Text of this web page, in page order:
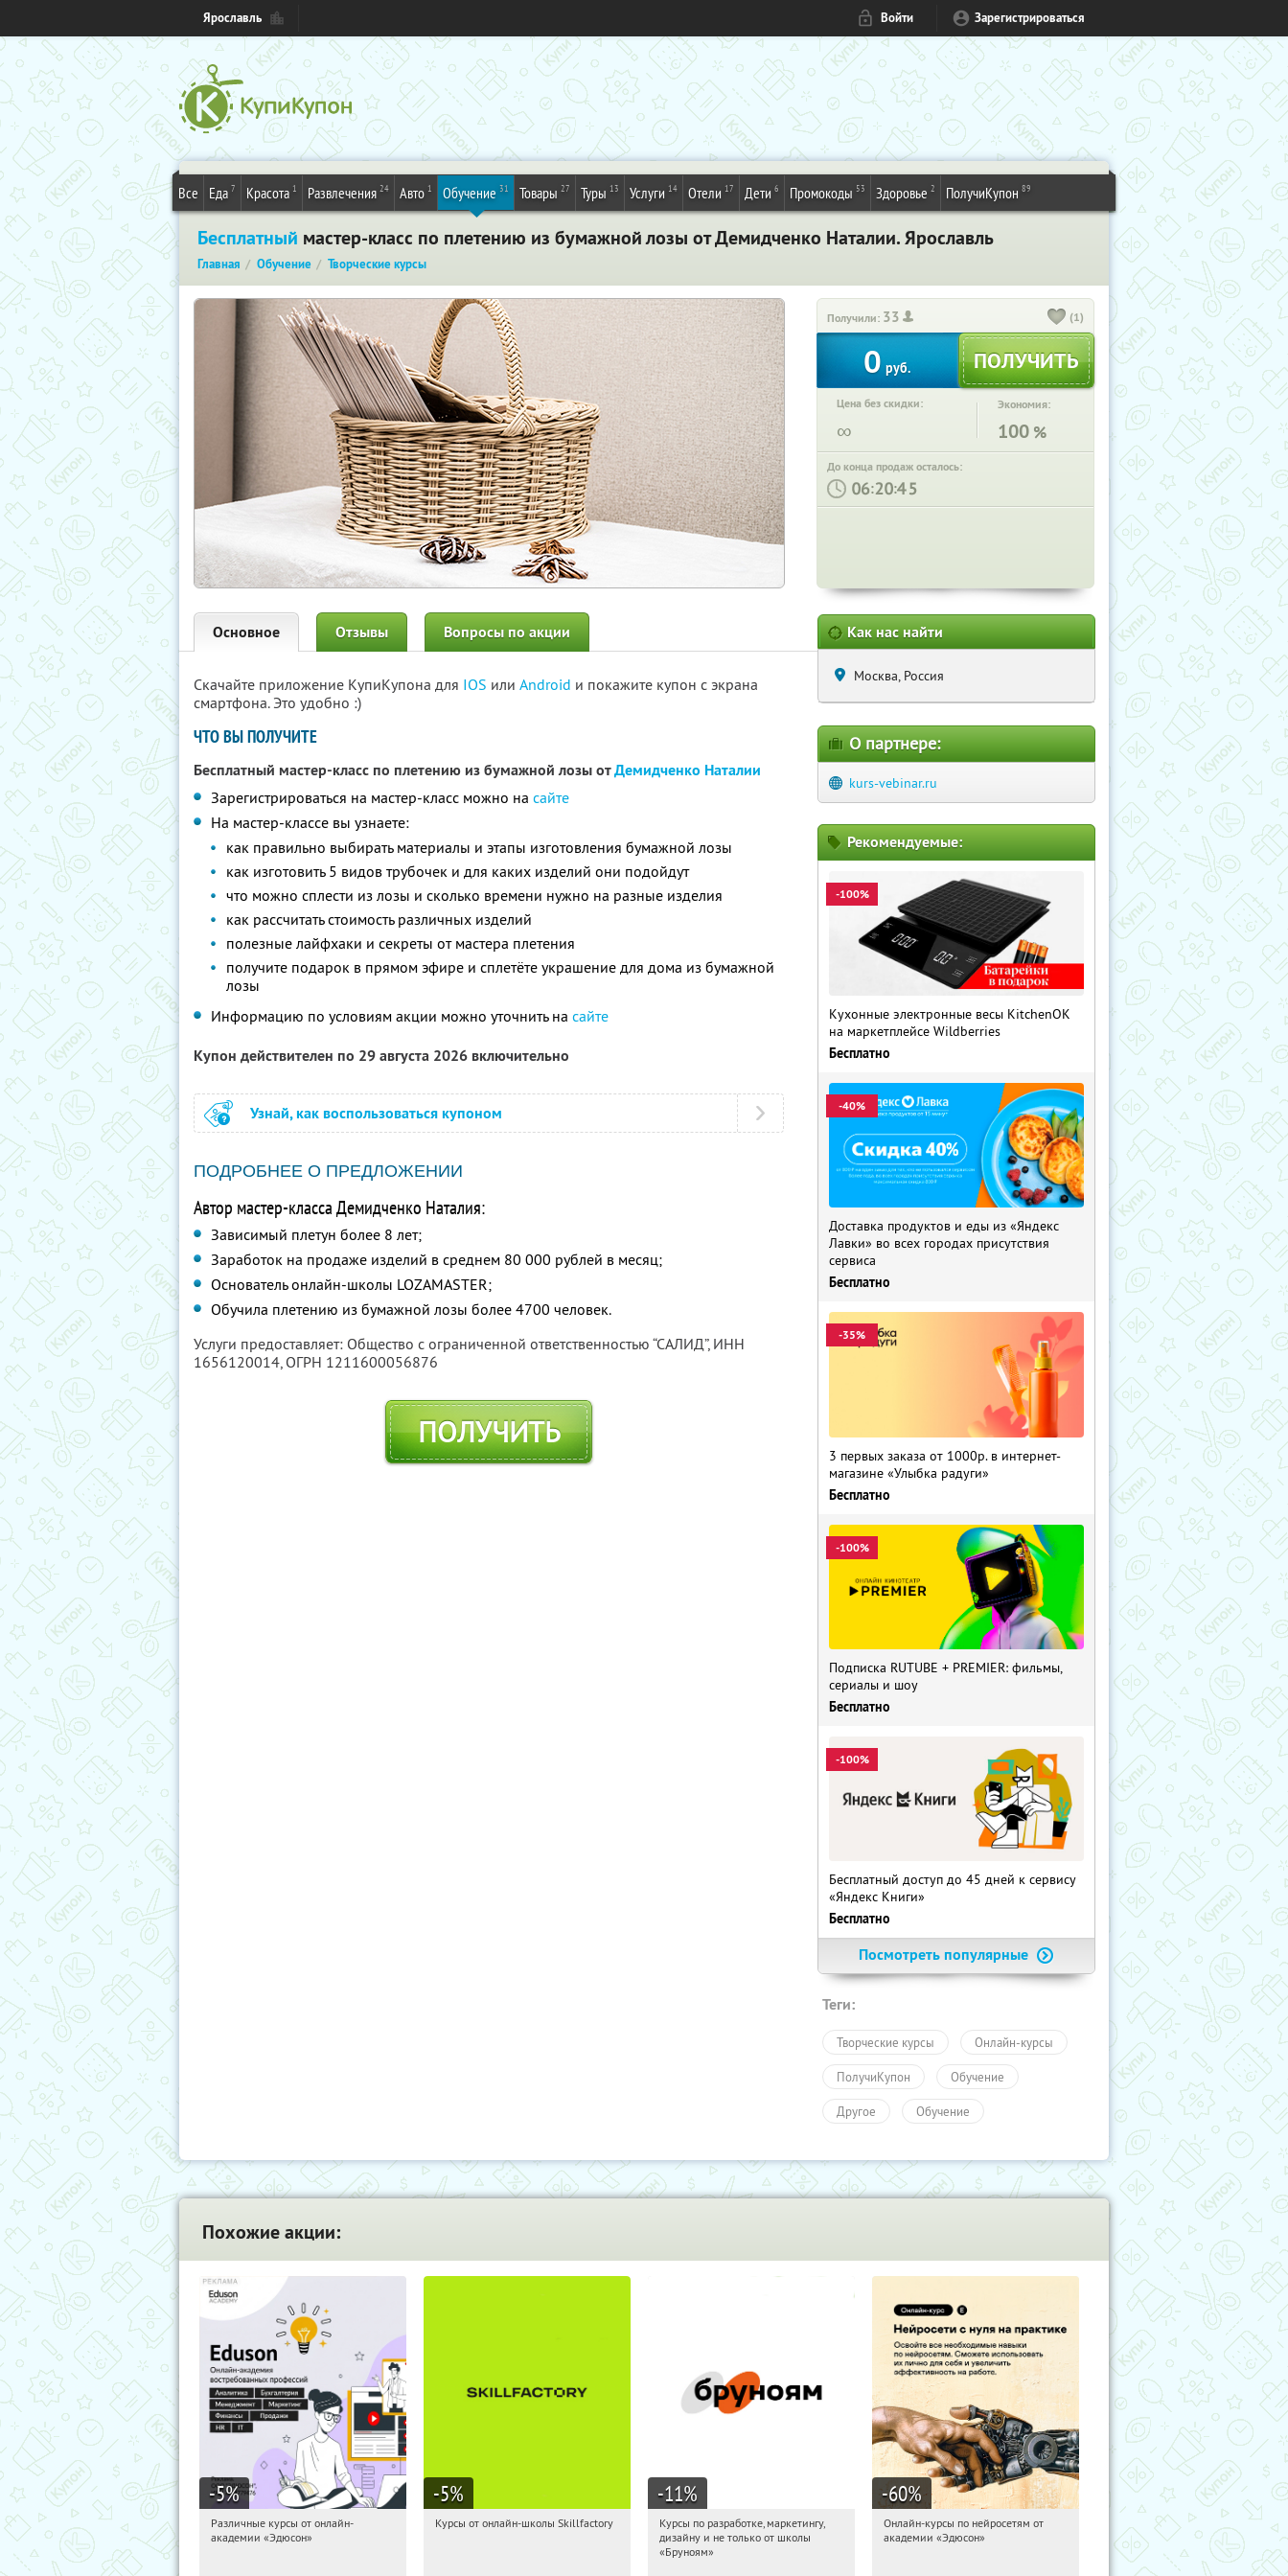
Ярославль Войти Зарегистрироваться
Все Еда 7 Красота 1 Развлечения 24 Авто 1 Обучение 31 Товары 27 Туры 13 Услуги 14 Отели 17 Дети 6 Промокоды 53 Здоровье 2 ПолучиКупон 89
Бесплатный мастер-класс по плетению из бумажной лозы от Демидченко Наталии. Ярославль
Главная Обучение Творческие курсы
Получили: 33 (1)
0 руб.
Цена без скидки:
∞
Экономия:
100 %
До конца продаж осталось:
: :
Основное Отзывы Вопросы по акции
Скачайте приложение КупиКупона для IOS или Android и покажите купон с экрана
смартфона. Это удобно :)
ЧТО ВЫ ПОЛУЧИТЕ
Бесплатный мастер-класс по плетению из бумажной лозы отДемидченко Наталии
Зарегистрироваться на мастер-класс можно на сайте
На мастер-классе вы узнаете:
как правильно выбирать материалы и этапы изготовления бумажной лозы
как изготовить 5 видов трубочек и для каких изделий они подойдут
что можно сплести из лозы и сколько времени нужно на разные изделия
как рассчитать стоимость различных изделий
полезные лайфхаки и секреты от мастера плетения
получите подарок в прямом эфире и сплетёте украшение для дома из бумажной
лозы
Информацию по условиям акции можно уточнить на сайте
Купон действителен по 29 августа 2026 включительно
Узнай, как воспользоваться купоном
ПОДРОБНЕЕ О ПРЕДЛОЖЕНИИ
Автор мастер-класса Демидченко Наталия:
Зависимый плетун более 8 лет;
Заработок на продаже изделий в среднем 80 000 рублей в месяц;
Основатель онлайн-школы LOZAMASTER;
Обучила плетению из бумажной лозы более 4700 человек.
Услуги предоставляет: Общество с ограниченной ответственностью “САЛИД”, ИНН
1656120014, ОГРН 1211600056876
ПОЛУЧИТЬ
Как нас найти
Москва, Россия
О партнере:
kurs-vebinar.ru
Рекомендуемые:
-100%
Кухонные электронные весы KitchenOK
на маркетплейсе Wildberries
Бесплатно
-40%
Доставка продуктов и еды из «Яндекс
Лавки» во всех городах присутствия
сервиса
Бесплатно
-35%
3 первых заказа от 1000р. в интернет-
магазине «Улыбка радуги»
Бесплатно
-100%
Подписка RUTUBE + PREMIER: фильмы,
сериалы и шоу
Бесплатно
-100%
Бесплатный доступ до 45 дней к сервису
«Яндекс Книги»
Бесплатно
Посмотреть популярные
Теги:
Творческие курсы Онлайн-курсы
ПолучиКупон Обучение
Другое Обучение
Похожие акции:
-5%
09:20:39 Получили:
Различные курсы от онлайн-
академии «Эдюсон»
-5%
09:20:39
Получи первым!
Курсы от онлайн-школы Skillfactory
-11%
09:20:39
Получи первым!
Россия
Курсы по разработке, маркетингу,
дизайну и не только от школы
«Бруноям»
-60%
09:20:39 Получили:
Онлайн-курсы по нейросетям от
академии «Эдюсон»